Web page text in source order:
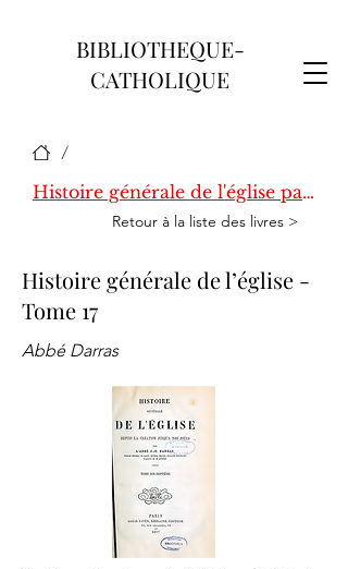
BIBLIOTHEQUE-
CATHOLIQUE
/
Histoire générale de l'église par Darras
Retour à la liste des livres >
Histoire générale de l’église -
Tome 17
Abbé Darras